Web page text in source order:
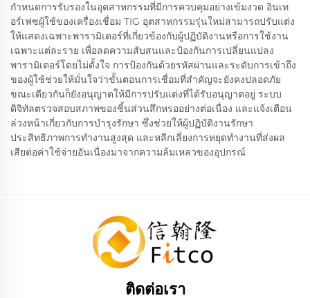
กำหนดการรับรองในอุตสาหกรรมที่มีการควบคุมอย่างเข้มงวด อินเท
อร์เฟซผู้ใช้ของเครื่องเชื่อม TIG อุตสาหกรรมรุ่นใหม่สามารถปรับแต่ง
ให้แสดงเฉพาะพารามิเตอร์ที่เกี่ยวข้องกับผู้ปฏิบัติงานหรือการใช้งาน
เฉพาะแต่ละราย เพื่อลดความสับสนและป้องกันการเปลี่ยนแปลง
พารามิเตอร์โดยไม่ตั้งใจ การป้องกันด้วยรหัสผ่านและระดับการเข้าถึง
ของผู้ใช้ช่วยให้มั่นใจว่าขั้นตอนการเชื่อมที่สำคัญจะยังคงปลอดภัย
ขณะเดียวกันก็ยังอนุญาตให้มีการปรับแต่งที่ได้รับอนุญาตอยู่ ระบบ
ดิจิทัลตรวจสอบสภาพของชิ้นส่วนสึกหรออย่างต่อเนื่อง และแจ้งเตือน
ล่วงหน้าเกี่ยวกับการบำรุงรักษา ซึ่งช่วยให้ผู้ปฏิบัติงานรักษา
ประสิทธิภาพการทำงานสูงสุด และหลีกเลี่ยงการหยุดทำงานที่ส่งผล
เสียต่อค่าใช้จ่ายอันเนื่องมาจากความล้มเหลวของอุปกรณ์
ติดต่อเรา